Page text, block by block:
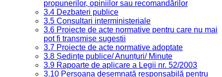
propunerilor, opiniilor sau recomandărilor
3.4 Dezbateri publice
3.5 Consultari interministeriale
3.6 Proiecte de acte normative pentru care nu mai
pot fi transmise sugestii
3.7 Proiecte de acte normative adoptate
3.8 Ședințe publice/ Anunțuri/ Minute
3.9 Rapoarte de aplicare a Legii nr. 52/2003
3.10 Persoana desemnată responsabilă pentru